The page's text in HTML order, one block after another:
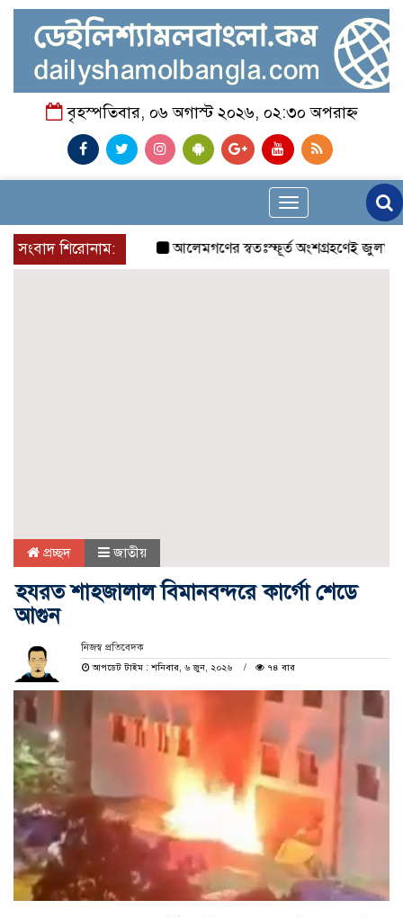
বৃহস্পতিবার, ০৬ অগাস্ট ২০২৬, ০২:৩০ অপরাহ্ন
Toggle
navigation
সংবাদ শিরোনাম:
আলেমগণের স্বতঃস্ফূর্ত অংশগ্রহণেই জুলাই
প্রচ্ছদ জাতীয়
হযরত শাহজালাল বিমানবন্দরে কার্গো শেডে
আগুন
নিজস্ব প্রতিবেদক
আপডেট টাইম : শনিবার, ৬ জুন, ২০২৬
৭৪ বার